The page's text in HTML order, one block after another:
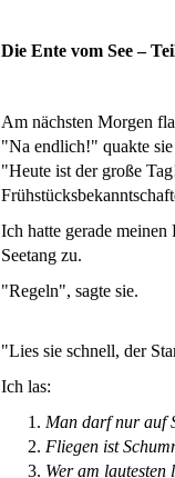
Die Ente vom See –
Am nächsten Morgen
"Na endlich!" quakte
"Heute ist der große
Ich hatte gerade
Seetang zu.
"Regeln", sagte sie.
"Lies sie schnell, der
Ich las:
Man darf nur auf
Fliegen ist
Wer am lautesten